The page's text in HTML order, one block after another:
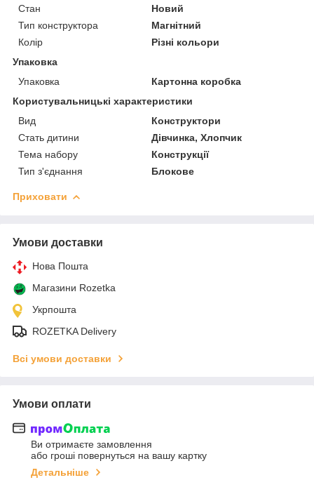
Стан
Новий
Тип конструктора
Магнітний
Колір
Різні кольори
Упаковка
Упаковка
Картонна коробка
Користувальницькі характеристики
Вид
Конструктори
Стать дитини
Дівчинка, Хлопчик
Тема набору
Конструкції
Тип з'єднання
Блокове
Приховати
Умови доставки
Нова Пошта
Магазини Rozetka
Укрпошта
ROZETKA Delivery
Всі умови доставки
Умови оплати
Ви отримаєте замовлення
або гроші повернуться на вашу картку
Детальніше